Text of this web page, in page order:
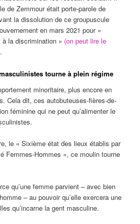
de Zemmour était porte-parole de
la dissolution de ce groupuscule
en mars 2021 pour «
la discrimination » (on peut lire le
.
tourne à plein régime
minoritaire, plus encore en
Cela dit, ces autobuteuses-fières-de-
féminine qui ne peut qu’alimenter le
le « Sixième état des lieux établis par
Femmes-Hommes », ce moulin tourne
qu’une femme parvient – avec bien
– au pouvoir qu’elle exercera une
qu’incarne la gent masculine.